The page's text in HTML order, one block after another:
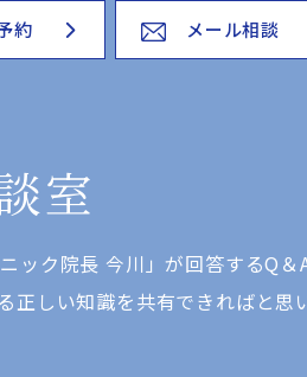
約 メール相談
室
ク院⻑ 今川」が回答するQ＆A
しい知識を共有できればと思